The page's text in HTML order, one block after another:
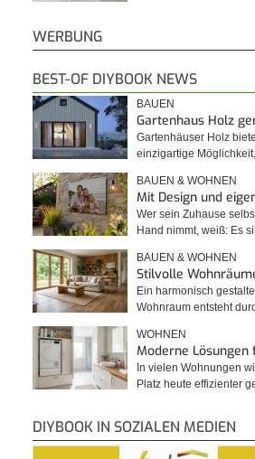
WERBUNG
BEST-OF DIYBOOK NEWS
BAUEN
Gartenhaus Holz
Gartenhäuser Holz
einzigartige
BAUEN & WOHNEN
Mit Design und
Wer sein Zuhause
Hand nimmt, weiß: Es
BAUEN & WOHNEN
Stilvolle
Ein harmonisch
Wohnraum entsteht
WOHNEN
Moderne
In vielen Wohnungen
Platz heute effizienter
DIYBOOK IN SOZIALEN MEDIEN